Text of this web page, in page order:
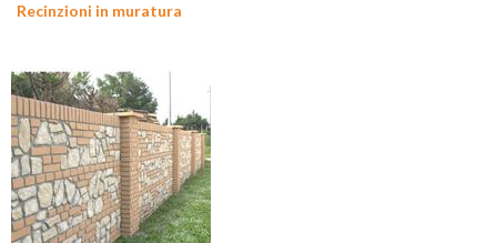
Recinzioni in muratura